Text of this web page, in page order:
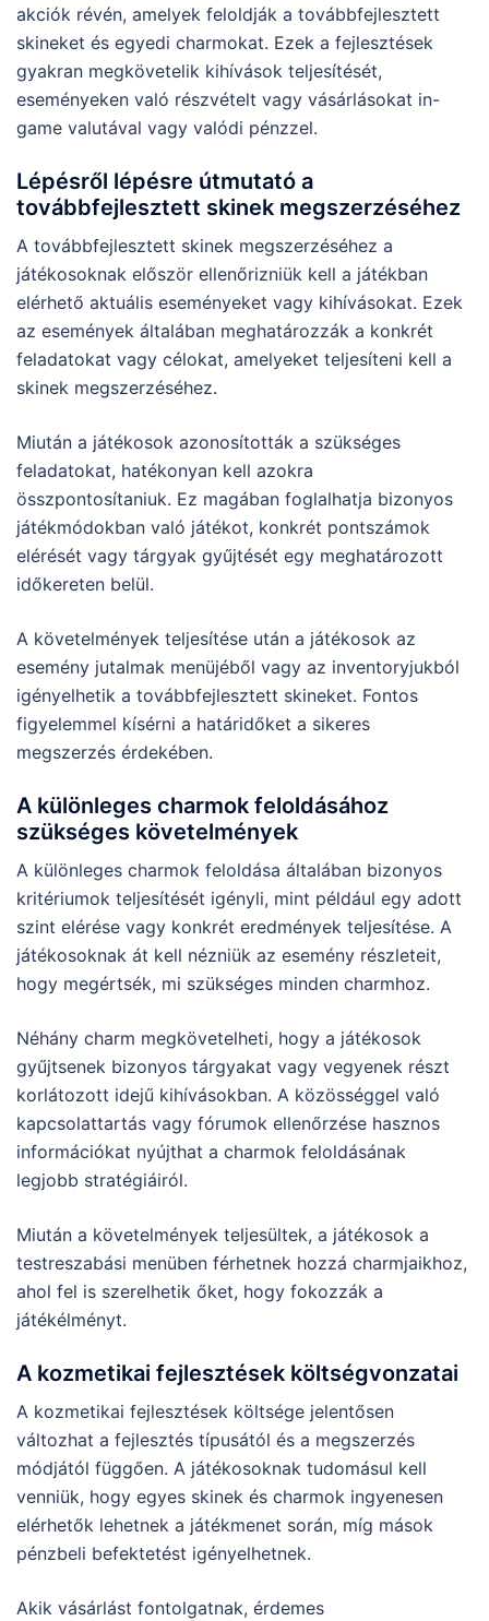
akciók révén, amelyek feloldják a továbbfejlesztett
skineket és egyedi charmokat. Ezek a fejlesztések
gyakran megkövetelik kihívások teljesítését,
eseményeken való részvételt vagy vásárlásokat in-
game valutával vagy valódi pénzzel.
Lépésről lépésre útmutató a
továbbfejlesztett skinek megszerzéséhez
A továbbfejlesztett skinek megszerzéséhez a
játékosoknak először ellenőrizniük kell a játékban
elérhető aktuális eseményeket vagy kihívásokat. Ezek
az események általában meghatározzák a konkrét
feladatokat vagy célokat, amelyeket teljesíteni kell a
skinek megszerzéséhez.
Miután a játékosok azonosították a szükséges
feladatokat, hatékonyan kell azokra
összpontosítaniuk. Ez magában foglalhatja bizonyos
játékmódokban való játékot, konkrét pontszámok
elérését vagy tárgyak gyűjtését egy meghatározott
időkereten belül.
A követelmények teljesítése után a játékosok az
esemény jutalmak menüjéből vagy az inventoryjukból
igényelhetik a továbbfejlesztett skineket. Fontos
figyelemmel kísérni a határidőket a sikeres
megszerzés érdekében.
A különleges charmok feloldásához
szükséges követelmények
A különleges charmok feloldása általában bizonyos
kritériumok teljesítését igényli, mint például egy adott
szint elérése vagy konkrét eredmények teljesítése. A
játékosoknak át kell nézniük az esemény részleteit,
hogy megértsék, mi szükséges minden charmhoz.
Néhány charm megkövetelheti, hogy a játékosok
gyűjtsenek bizonyos tárgyakat vagy vegyenek részt
korlátozott idejű kihívásokban. A közösséggel való
kapcsolattartás vagy fórumok ellenőrzése hasznos
információkat nyújthat a charmok feloldásának
legjobb stratégiáiról.
Miután a követelmények teljesültek, a játékosok a
testreszabási menüben férhetnek hozzá charmjaikhoz,
ahol fel is szerelhetik őket, hogy fokozzák a
játékélményt.
A kozmetikai fejlesztések költségvonzatai
A kozmetikai fejlesztések költsége jelentősen
változhat a fejlesztés típusától és a megszerzés
módjától függően. A játékosoknak tudomásul kell
venniük, hogy egyes skinek és charmok ingyenesen
elérhetők lehetnek a játékmenet során, míg mások
pénzbeli befektetést igényelhetnek.
Akik vásárlást fontolgatnak, érdemes